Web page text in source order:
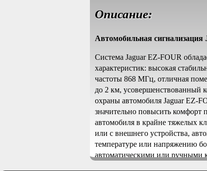
Описание:
Автомобильная
Система Jaguar EZ-FOUR
характеристик: высокая
частоты 868 МГц, отличная
до 2 км, усовершенствованный
охраны автомобиля Jaguar EZ-
значительно повысить комфорт
автомобиля в крайне тяжелых
или с внешнего устройства,
температуре или напряжению
автоматическими или ручными